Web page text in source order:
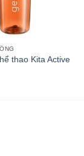
thao Kita Active